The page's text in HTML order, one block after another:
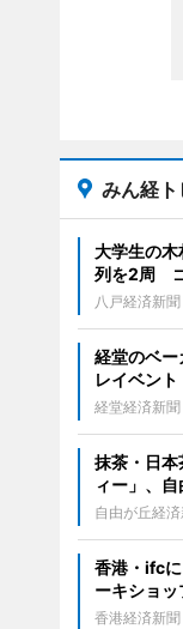
みん経
大学生の
列を2周
八戸経済新聞
経堂のベ
レイベン
経堂経済新聞
抹茶・日
ィー」、
自由が丘経
香港・ifc
ーキショ
香港経済新聞